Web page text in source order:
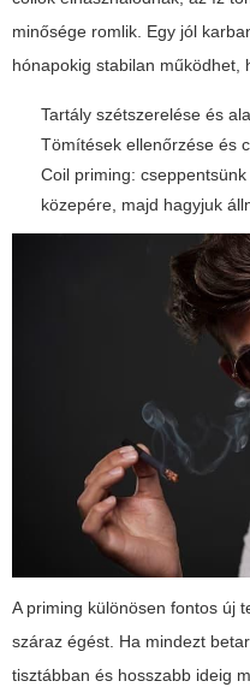
minősége romlik. Egy jól
hónapokig stabilan működhet,
Tartály szétszerelése és
Tömítések ellenőrzése és
Coil priming:
közepére, majd hagyjuk
A priming különösen fontos új
száraz égést. Ha mindezt
tisztábban és hosszabb ideig